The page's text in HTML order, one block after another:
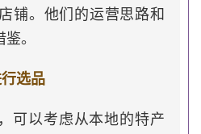
铺。他们的运营思路和
。
选品
可以考虑从本地的特产